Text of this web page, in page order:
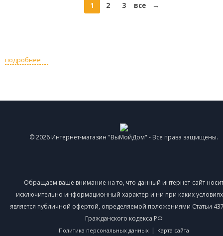
1 2 3 все →
подробнее
© 2026 Интернет-магазин "ВыМойДом" - Все права защищены.
Обращаем ваше внимание на то, что данный интернет-сайт
исключительно информационный характер и ни при каких
является публичной офертой, определяемой положениями Статьи
Гражданского кодекса РФ
Политика персональных данных | Карта сайта